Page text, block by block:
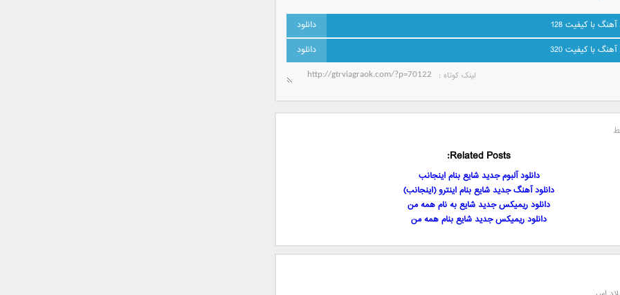
آهنگ با کیفیت 128
آهنگ با کیفیت 320
لینک کوتاه‌ :
Related Posts:
دانلود آلبوم جدید شایع بنام اینجانب
دانلود آهنگ جدید شایع بنام اینترو (اینجانب)
دانلود ریمیکس جدید شایع به نام همه من
دانلود ریمیکس جدید شایع بنام همه من